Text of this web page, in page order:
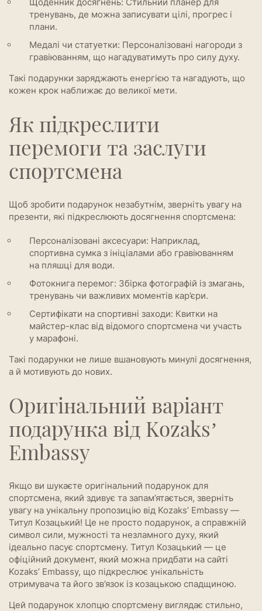
тренувань, де можна записувати цілі, прогрес і
плани.
Медалі чи статуетки: Персоналізовані нагороди з
гравіюванням, що нагадуватимуть про силу духу.
Такі подарунки заряджають енергією та нагадують, що
кожен крок наближає до великої мети.
Як підкреслити
перемоги та заслуги
спортсмена
Щоб зробити подарунок незабутнім, зверніть увагу на
презенти, які підкреслюють досягнення спортсмена:
Персоналізовані аксесуари: Наприклад,
спортивна сумка з ініціалами або гравіюванням
на пляшці для води.
Фотокнига перемог: Збірка фотографій із змагань,
тренувань чи важливих моментів кар’єри.
Сертифікати на спортивні заходи: Квитки на
майстер-клас від відомого спортсмена чи участь
у марафоні.
Такі подарунки не лише вшановують минулі досягнення,
а й мотивують до нових.
Оригінальний варіант
подарунка від Kozaks’
Embassy
Якщо ви шукаєте оригінальний подарунок для
спортсмена, який здивує та запам’ятається, зверніть
увагу на унікальну пропозицію від Kozaks’ Embassy —
Титул Козацький! Це не просто подарунок, а справжній
символ сили, мужності та незламного духу, який
ідеально пасує спортсмену. Титул Козацький — це
офіційний документ, який можна придбати на сайті
Kozaks’ Embassy, що підкреслює унікальність
отримувача та його зв’язок із козацькою спадщиною.
Цей подарунок хлопцю спортсмену виглядає стильно,